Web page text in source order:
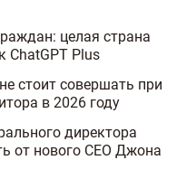
целая страна
ChatGPT Plus
стоит совершать при
в 2026 году
директора
от нового CEO Джона